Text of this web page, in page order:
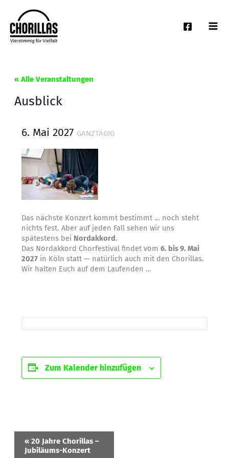
springen
« Alle Veranstaltungen
Ausblick
6. Mai 2027 GANZTÄGIG
Das nächste Konzert kommt bestimmt … noch steht
nichts fest. Aber auf jeden Fall sehen wir uns
spätestens bei Nordakkord .
Das Nordakkord Chorfestival findet vom6. bis 9. Mai
2027 in Köln statt — natürlich auch mit den Chorillas.
Wir halten Euch auf dem Laufenden …
Zum Kalender hinzufügen
Veranstaltung
Navigation
«20 Jahre Chorillas –
Jubiläums-Konzert